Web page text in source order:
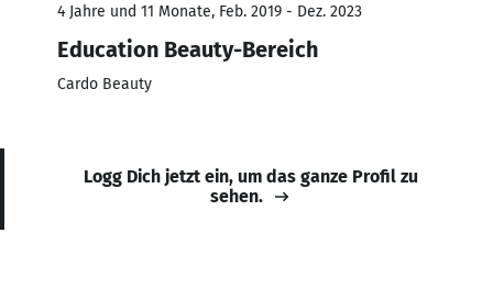
4 Jahre und 11 Monate, Feb. 2019 - Dez. 2023
Education Beauty-Bereich
Cardo Beauty
Logg Dich jetzt ein, um das ganze Profil zu
sehen.